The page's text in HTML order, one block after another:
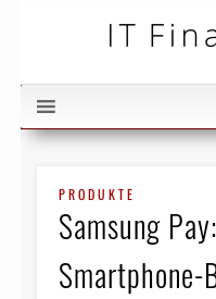
PRODUKTE
Samsung
Smartphone-